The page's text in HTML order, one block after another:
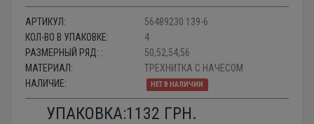
АРТИКУЛ:
56489230 139-6
КОЛ-ВО В УПАКОВКЕ:
4
РАЗМЕРНЫЙ РЯД: :
50,52,54,56
МАТЕРИАЛ:
ТРЕХНИТКА С НАЧЕСОМ
НАЛИЧИЕ:
НЕТ В НАЛИЧИИ
УПАКОВКА:1132 ГРН.